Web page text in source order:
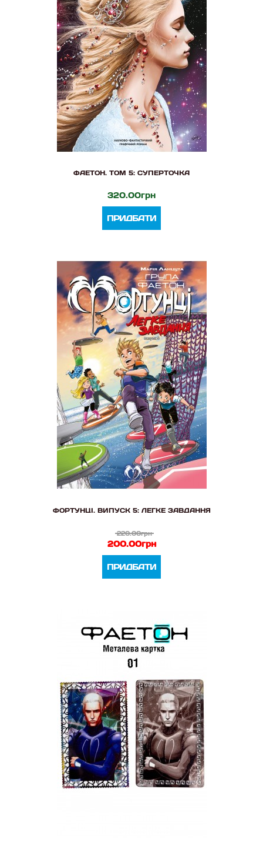
ФАЕТОН. ТОМ 5: СУПЕРТОЧКА
320.00грн
ПРИДБАТИ
ФОРТУНЦІ. ВИПУСК 5: ЛЕГКЕ ЗАВДАННЯ
220.00грн
200.00грн
ПРИДБАТИ